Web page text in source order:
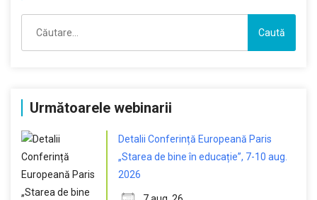
după:
Următoarele webinarii
Detalii Conferință Europeană Paris
„Starea de bine în educație”, 7-10 aug.
2026